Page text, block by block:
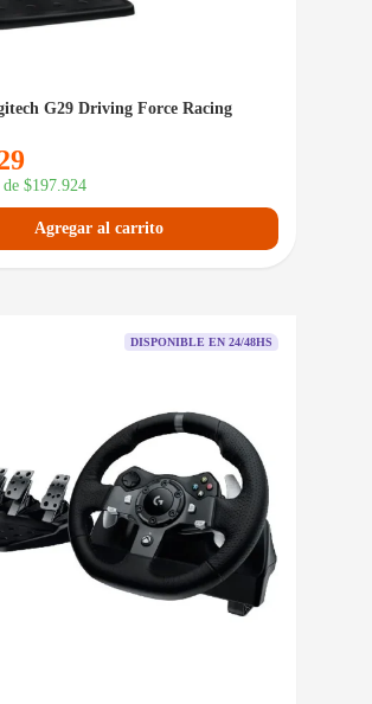
G29 Driving Force Racing
$197.924
Agregar al carrito
DISPONIBLE EN 24/48HS